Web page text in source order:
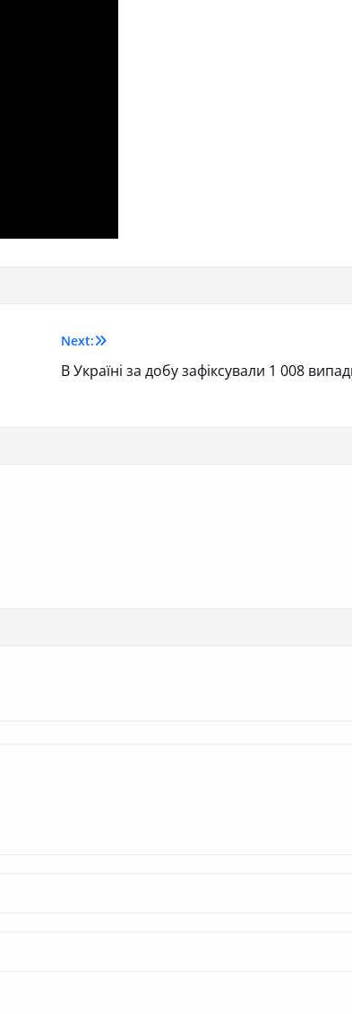
Next:
В Україні за добу зафіксували 1 008